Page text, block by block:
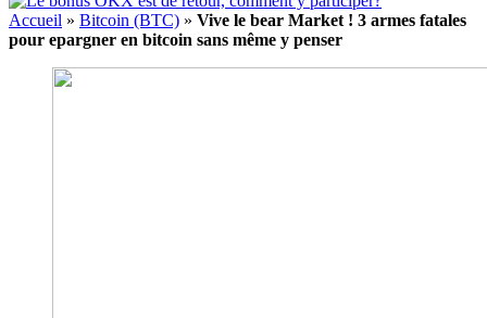
Accueil » Bitcoin (BTC) » Vive le bear Market ! 3 armes fatales
pour epargner en bitcoin sans même y penser